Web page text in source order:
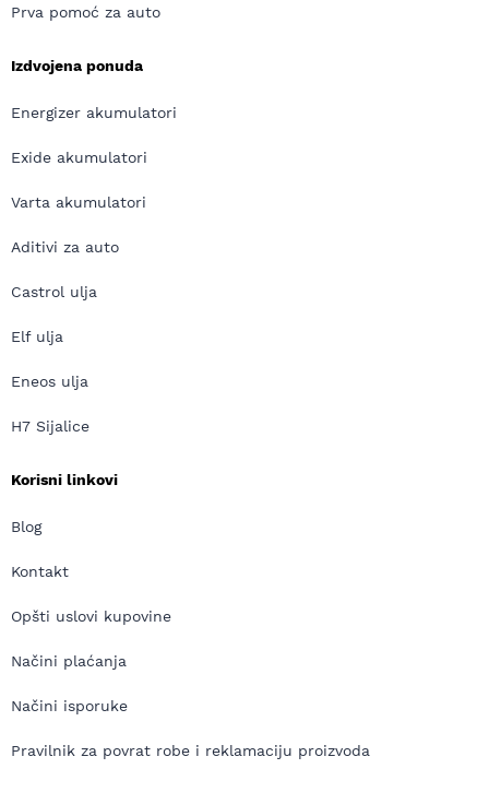
Prva pomoć za auto
Izdvojena ponuda
Energizer akumulatori
Exide akumulatori
Varta akumulatori
Aditivi za auto
Castrol ulja
Elf ulja
Eneos ulja
H7 Sijalice
Korisni linkovi
Blog
Kontakt
Opšti uslovi kupovine
Načini plaćanja
Načini isporuke
Pravilnik za povrat robe i reklamaciju proizvoda